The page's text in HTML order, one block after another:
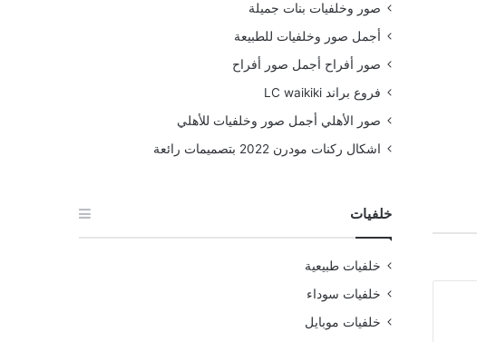
صور وخلفيات بنات جميلة
أجمل صور وخلفيات للطبيعة
صور أفراح أجمل صور أفراح
فروع براند LC waikiki
صور الأهلي أجمل صور وخلفيات للأهلي
اشكال ركنات مودرن 2022 بتصميمات رائعة
خلفيات
خلفيات طبيعية
خلفيات سوداء
خلفيات موبايل